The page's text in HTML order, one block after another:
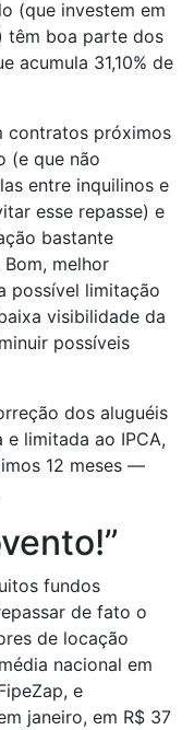
(que investem em
têm boa parte dos
acumula 31,10% de
contratos próximos
(e que não
entre inquilinos e
esse repasse) e
bastante
melhor
possível limitação
visibilidade da
possíveis
dos aluguéis
limitada ao IPCA,
12 meses —
fundos
de fato o
de locação
nacional em
e
janeiro, em R$ 37